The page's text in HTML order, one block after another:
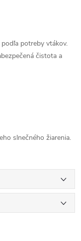
potreby vtákov.
čistota a
slnečného žiarenia.